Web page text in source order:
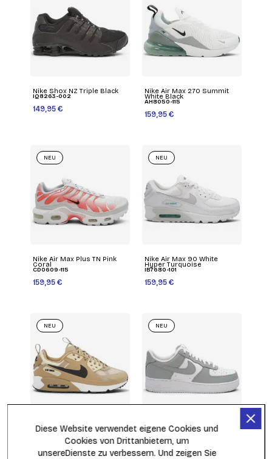
Nike Shox NZ Triple Black
IQ8263-002
149,95 €
Nike Air Max 270 Summit
White Black
AH8050-115
159,95 €
Nike Air Max Plus TN Pink
Coral
CD0609-115
159,95 €
NEU
Nike Air Max 90 White
Hyper Turquoise
IB7680-101
159,95 €
NEU
Nike Air Max 90 Drift
Parachute Beige
IO1908-297
159,95 €
NEU
Nike Air Force 1 Low '07
Wolf Grey White
FD9763-101
139,95 €
NEU
Diese Website verwendet eigene Cookies und
Cookies von Drittanbietern, um
unsereDienste zu verbessern. Und zeigen Sie